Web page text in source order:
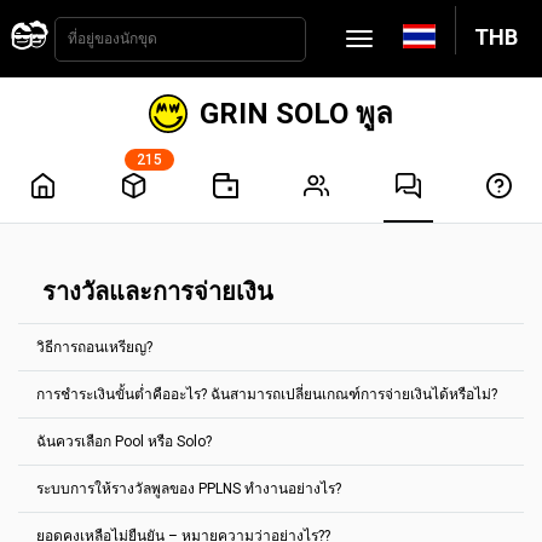
THB
GRIN SOLO พูล
215
รางวัลและการจ่ายเงิน
วิธีการถอนเหรียญ?
การจ่ายเงินจะถูกดำเนินการโดยอัตโนมัติทุกๆ 2 ชั่วโมง ซึ่งในการรับเงิน
คุณจะต้องถึงเกณฑ์การจ่ายเงินที่กำหนดไว้ สำหรับเหรียญส่วนใหญ่ คุณ
สามารถตั้งค่าได้ในแท็บ "การตั้งค่าบัญชี"
ไม่?
รางวัลใด ๆ ที่สะสมโดยที่อยู่สกุลเงินดิจิทัลที่กำหนด สามารถจ่ายไปยังที่อยู่
การชำระเงินขั้นต่ำคืออะไร? ฉันสามารถเปลี่ยนเกณฑ์การจ่ายเงินได้หรือไม่?
การจ่ายเงินขั้นต่ำจะแสดงในหน้าหลักของกลุ่มเหรียญทุกเหรียญ
ตัวอย่างเช่น สำหรับกลุ่มการขุด Ethereum Classic มีการจ่ายเงินขั้นต่ำ
ฉันควรเลือก Pool หรือ Solo?
เลือกพูลตามค่าเริ่มต้น
เลือก Solo ก็ต่อเมื่อคุณมี hashpower มากพอ และรู้ว่า Solo ทำงาน
ระบบการให้รางวัลพูลของ PPLNS ทำงานอย่างไร?
ยอดคงเหลือไม่ยืนยัน – หมายความว่าอย่างไร??